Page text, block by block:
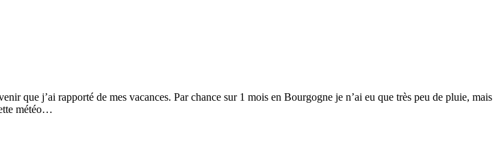
que j’ai rapporté de mes vacances. Par chance sur 1 mois en Bourgogne je n’ai eu que très peu de pluie, mais
météo…